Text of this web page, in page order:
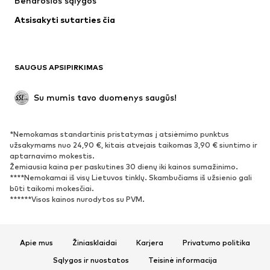
Apatiniai
Paltai
Proginiai
Išskirtiniai
BATAI
Naujienos
Sportbačiai
Aulinukai
Batai su kulniukais
Auliniai batai
Įsispiriami bateliai
Šlepetės
Atsisakyti sutarties čia
SAUGUS APSIPIRKIMAS
Su mumis tavo duomenys saugūs!
*Nemokamas standartinis pristatymas į atsiėmimo punktus
užsakymams nuo 24,90 €, kitais atvejais taikomas 3,90 € siuntimo ir
aptarnavimo mokestis.
Žemiausia kaina per paskutines 30 dienų iki kainos sumažinimo.
****Nemokamai iš visų Lietuvos tinklų. Skambučiams iš užsienio gali
būti taikomi mokesčiai.
******Visos kainos nurodytos su PVM.
Apie mus Žiniasklaidai Karjera
Privatumo politika
Sąlygos ir nuostatos
Teisinė informacija